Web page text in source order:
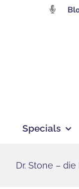
Specials
Dr. Stone –